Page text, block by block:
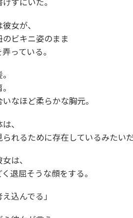
女が、
のビキニ姿のまま
っている。
なほど柔らかな胸元。
、
られるために存在しているみたい
は、
退屈そうな顔をする。
え込んでる」